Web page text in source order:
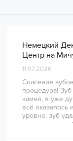
Немецкий
Центр на
11.07.2026
Спасение
процедура!
камня, я уже
всё оказалось
уровне, зуб
за отличную